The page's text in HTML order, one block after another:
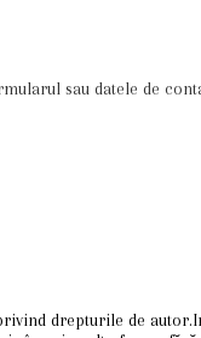
sau datele de
drepturile de